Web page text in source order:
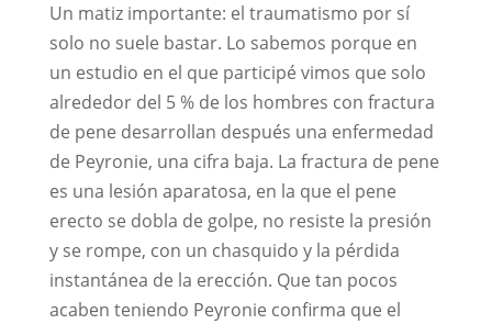
Un matiz importante: el traumatismo por sí
solo no suele bastar. Lo sabemos porque en
un estudio en el que participé vimos que solo
alrededor del 5 % de los hombres con fractura
de pene desarrollan después una enfermedad
de Peyronie, una cifra baja. La fractura de pene
es una lesión aparatosa, en la que el pene
erecto se dobla de golpe, no resiste la presión
y se rompe, con un chasquido y la pérdida
instantánea de la erección. Que tan pocos
acaben teniendo Peyronie confirma que el